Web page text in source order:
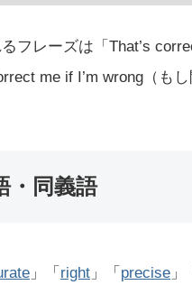
フレーズは「That’s
me if I’m wrong（も
・同義語
」「 right 」「 precise 」